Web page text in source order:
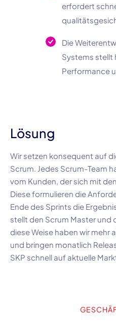
erfordert
Die
Systems stellt
Performance
Lösung
Wir setzen konsequent auf
Scrum . Jedes Scrum-Team
vom Kunden, der sich mit
Diese formulieren die
Ende des Sprints die
stellt den Scrum Master und
diese Weise haben wir mehr
und bringen monatlich
SKP schnell auf aktuelle